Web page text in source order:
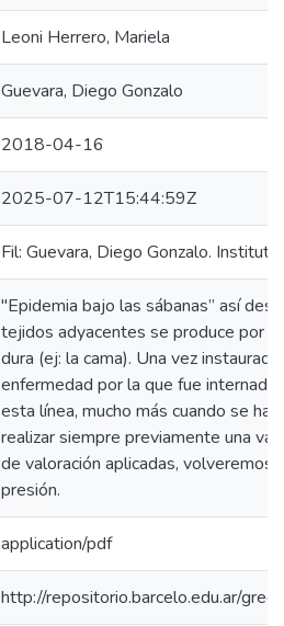
Leoni Herrero, Mariela
Guevara, Diego Gonzalo
2018-04-16
2025-07-12T15:44:59Z
Fil: Guevara, Diego Gonzalo.
"Epidemia bajo las sábanas” así
tejidos adyacentes se produce por
dura (ej: la cama). Una vez
enfermedad por la que fue
esta línea, mucho más cuando se
realizar siempre previamente una
de valoración aplicadas, volveremos
presión.
application/pdf
http://repositorio.barcelo.edu.ar/